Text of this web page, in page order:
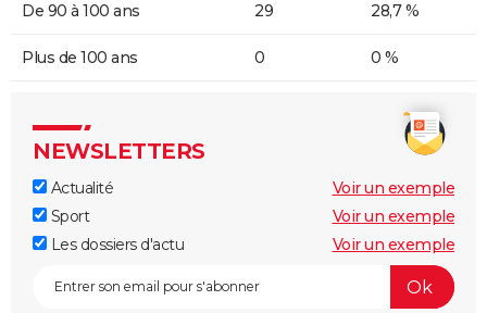
De 90 à 100 ans 29 28,7 %
Plus de 100 ans 0 0 %
NEWSLETTERS
Actualité
Voir un exemple
Sport
Voir un exemple
Les dossiers d'actu
Voir un exemple